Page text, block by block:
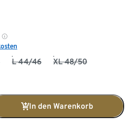
L 44/46 XL 48/50
In den Warenkorb